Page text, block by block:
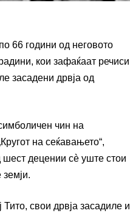
66 години од неговото
кои зафаќаат речиси
засадени дрвја од
чин на
на сеќавањето“,
децении сè уште стои
свои дрвја засадиле и